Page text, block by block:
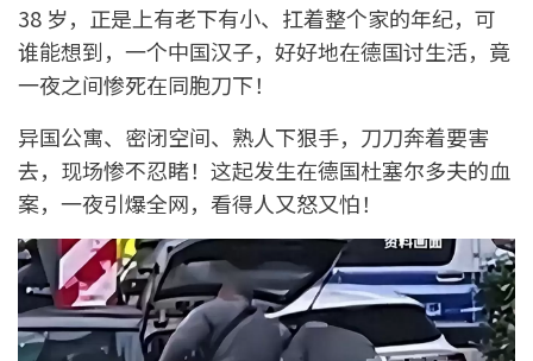
38 岁，正是上有老下有小、扛着整个家的年纪，可
谁能想到，一个中国汉子，好好地在德国讨生活，竟
一夜之间惨死在同胞刀下！
异国公寓、密闭空间、熟人下狠手，刀刀奔着要害
去，现场惨不忍睹！这起发生在德国杜塞尔多夫的血
案，一夜引爆全网，看得人又怒又怕！